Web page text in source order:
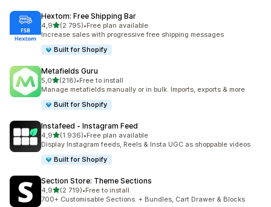
Hextom: Free Shipping Bar
4,9na 5 gwiazdek
(2 795)
Łączna liczba recenzji: 2795
•Free plan available
Increase sales with progressive free shipping messages
Built for Shopify
Metafields Guru
5,0na 5 gwiazdek
(218)
Łączna liczba recenzji: 218
•Free to install
Manage metafields manually or in bulk. Imports, exports & more
Built for Shopify
Instafeed ‑ Instagram Feed
4,9na 5 gwiazdek
(1 936)
Łączna liczba recenzji: 1936
•Free plan available
Display Instagram feeds, Reels & Insta UGC as shoppable videos
Built for Shopify
Section Store: Theme Sections
4,9na 5 gwiazdek
(2 719)
Łączna liczba recenzji: 2719
•Free to install
700+ Customisable Sections. + Bundles, Cart Drawer & Blocks